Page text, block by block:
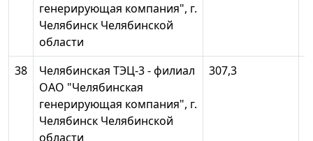
генерирующая компания", г.
Челябинск Челябинской
области
38
Челябинская ТЭЦ-3 - филиал
ОАО "Челябинская
генерирующая компания", г.
Челябинск Челябинской
области
307,3